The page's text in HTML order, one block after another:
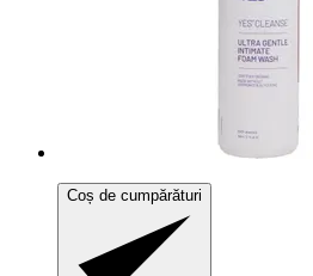
Coș de cumpărături